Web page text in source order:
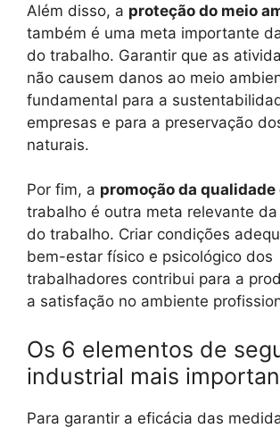
Além disso, a proteção do meio
também é uma meta importante
do trabalho. Garantir que as
não causem danos ao meio
fundamental para a
empresas e para a preservação
naturais.
Por fim, a promoção da qualidade
trabalho é outra meta relevante
do trabalho. Criar condições
bem-estar físico e psicológico dos
trabalhadores contribui para a
a satisfação no ambiente
Os 6 elementos de
industrial mais
Para garantir a eficácia das